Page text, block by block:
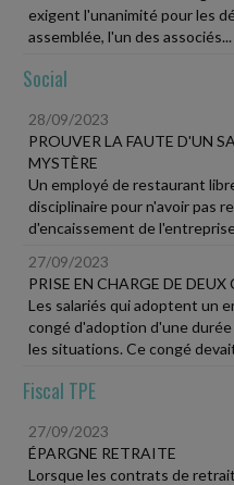
exigent l'unanimité pour les
assemblée, l'un des associés...
Social
28/09/2023
PROUVER LA FAUTE D'UN
MYSTÈRE
Un employé de restaurant
disciplinaire pour n'avoir pas
d'encaissement de
27/09/2023
PRISE EN CHARGE DE
Les salariés qui adoptent un
congé d'adoption d'une
les situations. Ce congé
Fiscal TPE
27/09/2023
ÉPARGNE RETRAITE
Lorsque les contrats de